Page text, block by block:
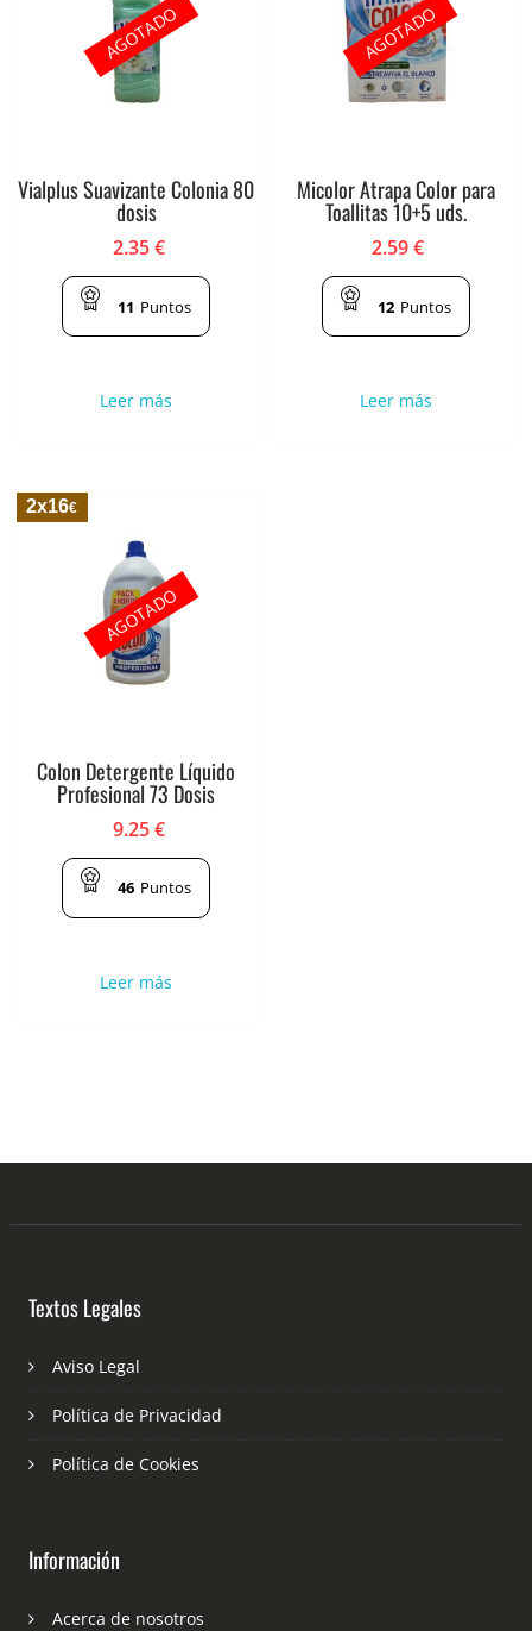
Vialplus Suavizante Colonia 80
dosis
2.35€
11 Puntos
Leer más
AGOTADO
Micolor Atrapa Color para
Toallitas 10+5 uds.
2.59€
12 Puntos
Leer más
AGOTADO
2x16€
Colon Detergente Líquido
Profesional 73 Dosis
9.25€
46 Puntos
Leer más
AGOTADO
Textos Legales
Aviso Legal
Política de Privacidad
Política de Cookies
Información
Acerca de nosotros